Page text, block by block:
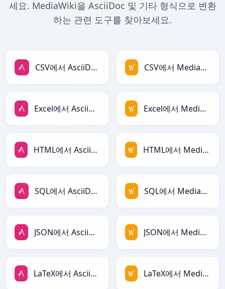
세요. MediaWiki을 AsciiDoc 및 기타 형식으로 변환
하는 관련 도구를 찾아보세요.
CSV에서 AsciiDoc로 CSV에서 MediaWiki로
Excel에서 AsciiDoc로 Excel에서 MediaWiki로
HTML에서 AsciiDoc로 HTML에서 MediaWiki로
SQL에서 AsciiDoc로 SQL에서 MediaWiki로
JSON에서 AsciiDoc로 JSON에서 MediaWiki로
LaTeX에서 AsciiDoc로 LaTeX에서 MediaWiki로